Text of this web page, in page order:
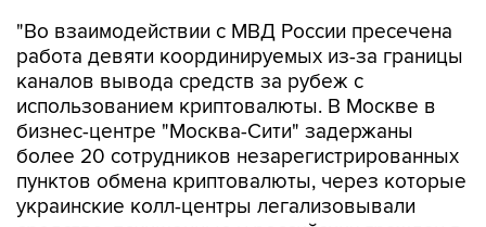
"Во взаимодействии с МВД России пресечена
работа девяти координируемых из-за границы
каналов вывода средств за рубеж с
использованием криптовалюты. В Москве в
бизнес-центре "Москва-Сити" задержаны
более 20 сотрудников незарегистрированных
пунктов обмена криптовалюты, через которые
украинские колл-центры легализовывали